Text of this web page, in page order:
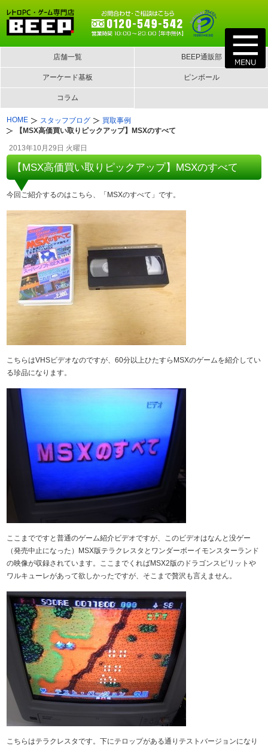
店舗一覧 BEEP通販部
アーケード基板 ピンボール
コラム
HOME スタッフブログ
買取事例
【MSX高価買い取りピックアップ】MSXのすべて
2013年10月29日 火曜日
【MSX高価買い取りピックアップ】MSXのすべて
今回ご紹介するのはこちら、「MSXのすべて」です。
こちらはVHSビデオなのですが、60分以上ひたすらMSXのゲームを紹介してい
る珍品になります。
ここまでですと普通のゲーム紹介ビデオですが、このビデオはなんと没ゲー
（発売中止になった）MSX版テラクレスタとワンダーボーイモンスターランド
の映像が収録されています。ここまでくればMSX2版のドラゴンスピリットや
ワルキューレがあって欲しかったですが、そこまで贅沢も言えません。
こちらはテラクレスタです。下にテロップがある通りテストバージョンになり